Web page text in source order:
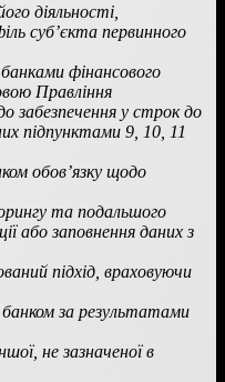
діяльності,
суб’єкта первинного
фінансового
Правління
забезпечення у строк до
підпунктами 9, 10, 11
обов’язку щодо
та подальшого
або заповнення даних з
підхід, враховуючи
за результатами
не зазначеної в